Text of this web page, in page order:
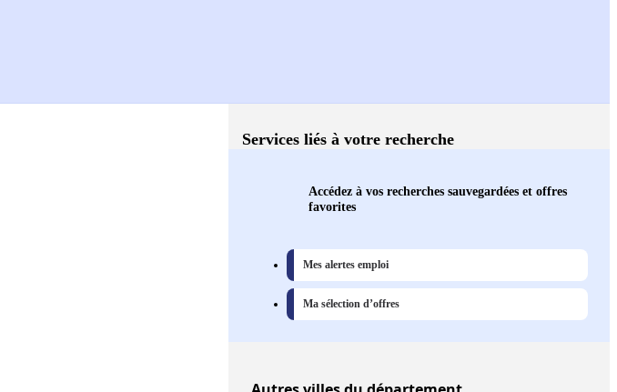
Services liés à votre recherche
Accédez à vos recherches sauvegardées et offres
favorites
Mes alertes emploi
Ma sélection d’offres